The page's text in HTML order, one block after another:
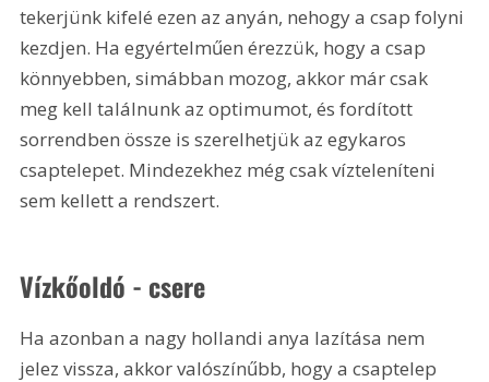
tekerjünk kifelé ezen az anyán, nehogy a csap folyni
kezdjen. Ha egyértelműen érezzük, hogy a csap
könnyebben, simábban mozog, akkor már csak
meg kell találnunk az optimumot, és fordított
sorrendben össze is szerelhetjük az egykaros
csaptelepet. Mindezekhez még csak vízteleníteni
sem kellett a rendszert.
Vízkőoldó - csere
Ha azonban a nagy hollandi anya lazítása nem
jelez vissza, akkor valószínűbb, hogy a csaptelep